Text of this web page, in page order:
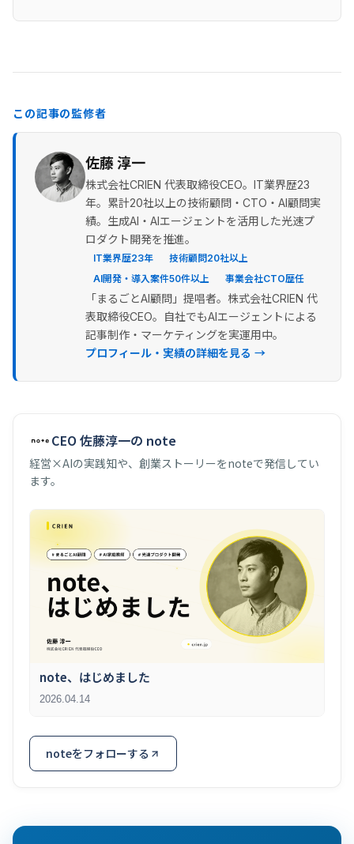
この記事の監修者
佐藤 淳一
株式会社CRIEN 代表取締役CEO。IT業界歴23
年。累計20社以上の技術顧問・CTO・AI顧問実
績。生成AI・AIエージェントを活用した光速プ
ロダクト開発を推進。
IT業界歴23年
技術顧問20社以上
AI開発・導入案件50件以上
事業会社CTO歴任
「まるごとAI顧問」提唱者。株式会社CRIEN 代
表取締役CEO。自社でもAIエージェントによる
記事制作・マーケティングを実運用中。
プロフィール・実績の詳細を見る →
CEO 佐藤淳一の note
経営×AIの実践知や、創業ストーリーをnoteで発信してい
ます。
note、はじめました
2026.04.14
noteをフォローする